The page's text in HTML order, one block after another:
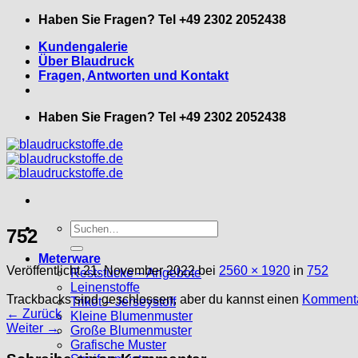
Zum
springen
Haben Sie Fragen? Tel +49 2302 2052438
Kundengalerie
Über Blaudruck
Fragen, Antworten und Kontakt
Haben Sie Fragen? Tel +49 2302 2052438
Suche
nach:
Meterware
Reststücke – Angebote
Leinenstoffe
Trikot – Jerseystoff
Kleine Blumenmuster
Große Blumenmuster
Grafische Muster
752
Veröffentlicht21. November 2022bei 2560 × 1920 in 752
Trackbacks sind geschlossen, aber du kannst einen
← Zurück
Weiter →